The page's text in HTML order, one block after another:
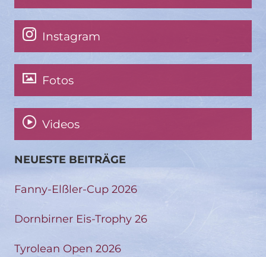
Instagram
Fotos
Videos
NEUESTE BEITRÄGE
Fanny-Elßler-Cup 2026
Dornbirner Eis-Trophy 26
Tyrolean Open 2026